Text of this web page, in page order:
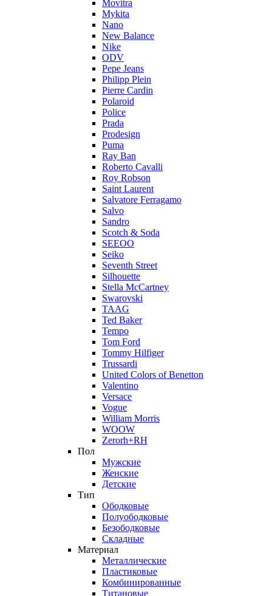
Movitra
Mykita
Nano
New Balance
Nike
ODV
Pepe Jeans
Philipp Plein
Pierre Cardin
Polaroid
Police
Prada
Prodesign
Puma
Ray Ban
Roberto Cavalli
Roy Robson
Saint Laurent
Salvatore Ferragamo
Salvo
Sandro
Scotch & Soda
SEEOO
Seiko
Seventh Street
Silhouette
Stella McCartney
Swarovski
TAAG
Ted Baker
Tempo
Tom Ford
Tommy Hilfiger
Trussardi
United Colors of Benetton
Valentino
Versace
Vogue
William Morris
WOOW
Zerorh+RH
Пол
Мужские
Женские
Детские
Тип
Ободковые
Полуободковые
Безободковые
Складные
Материал
Металлические
Пластиковые
Комбинированные
Титановые